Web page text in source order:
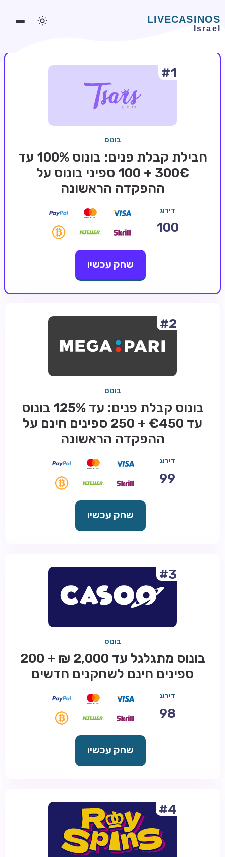
משחקים אונליין
בלאקג'ק אונליין
בונוסים בקזינו אונליין
טיפים
#1
בונוס
חבילת קבלת פנים: בונוס 100% עד
300€ + 100 ספיני בונוס על
ההפקדה הראשונה
דירוג
100
שחק עכשיו
#2
בונוס
בונוס קבלת פנים: עד 125% בונוס
עד €450 + 250 ספינים חינם על
ההפקדה הראשונה
דירוג
99
שחק עכשיו
#3
בונוס
בונוס מתגלגל עד 2,000 ₪ + 200
ספינים חינם לשחקנים חדשים
דירוג
98
שחק עכשיו
#4